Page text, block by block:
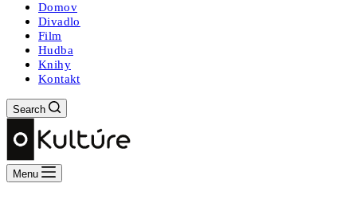
Domov
Divadlo
Film
Hudba
Knihy
Kontakt
Search
Menu